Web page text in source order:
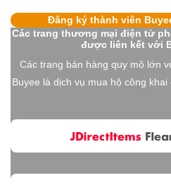
Đăng ký thành viên
Các trang thương mại điện tử
được liên kết với
Các trang bán hàng quy mô lớn
Buyee là dịch vụ mua hộ công